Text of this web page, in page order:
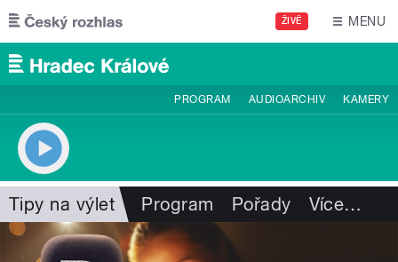
Přejít k hlavnímu obsahu
ŽIVĚ MENU
PROGRAM AUDIOARCHIV KAMERY
Tipy na výlet Program Pořady Více…